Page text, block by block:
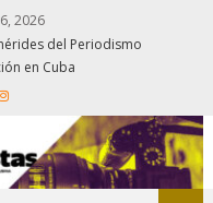
2026
del Periodismo
en Cuba